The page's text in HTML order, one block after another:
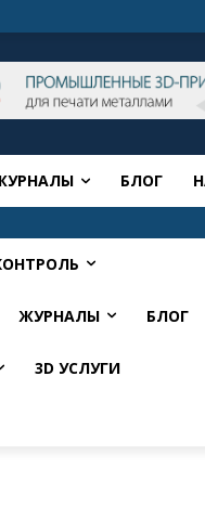
БЛОГ
ЖУРНАЛЫ БЛОГ
3D УСЛУГИ